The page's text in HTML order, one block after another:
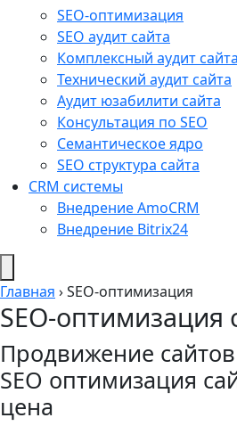
SEO-оптимизация
SEO аудит сайта
Комплексный аудит сайта
Технический аудит сайта
Аудит юзабилити сайта
Консультация по SEO
Семантическое ядро
SEO структура сайта
CRM системы
Внедрение AmoCRM
Внедрение Bitrix24
Главная ›SEO-оптимизация
SEO-оптимизация
Продвижение
SEO оптимизация
цена